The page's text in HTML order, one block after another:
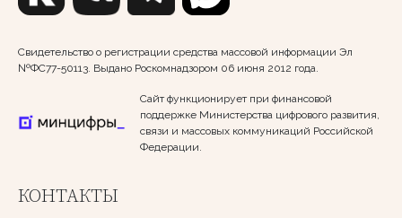
Свидетельство о регистрации средства массовой информации Эл
№ФС77-50113. Выдано Роскомнадзором 06 июня 2012 года.
Сайт функционирует при финансовой
поддержке Министерства цифрового развития,
связи и массовых коммуникаций Российской
Федерации.
КОНТАКТЫ